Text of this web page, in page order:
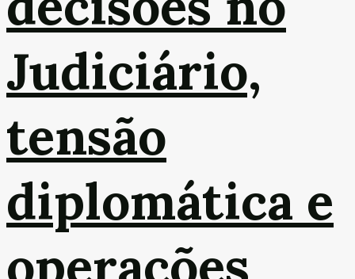
Judiciário,
tensão
diplomática e
operações